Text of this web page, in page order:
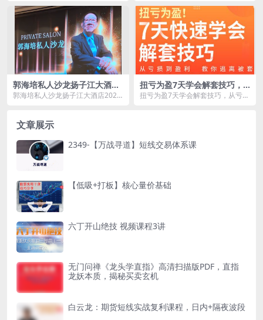
目...
投资...
郭海培私人沙龙扬子江大酒店
2025.06.15线下讲座
郭海培私人沙龙扬子江大酒店2025.
扭亏为盈7天学会解套技巧，
从亏损到盈利―教你逃离被套
扭亏为盈7天学会解套技巧，从亏损
文章展示
2349-【万战寻道】短线交易体系课
【低吸+打板】核心量价基础
六丁开山绝技 视频课程3讲
无门问禅《龙头学直指》高清扫描版PDF，直指
龙妖本质，揭秘买卖玄机
白云龙：期货短线实战复利课程，日内+隔夜波段